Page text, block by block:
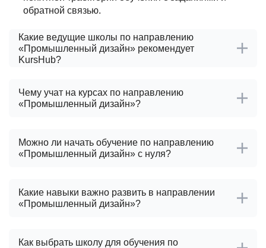
обратной связью.
Какие ведущие школы по направлению
«Промышленный дизайн» рекомендует
KursHub?
Чему учат на курсах по направлению
«Промышленный дизайн»?
Можно ли начать обучение по направлению
«Промышленный дизайн» с нуля?
Какие навыки важно развить в направлении
«Промышленный дизайн»?
Как выбрать школу для обучения по